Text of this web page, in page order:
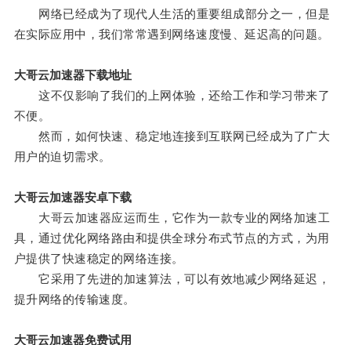
网络已经成为了现代人生活的重要组成部分之一，但是
在实际应用中，我们常常遇到网络速度慢、延迟高的问题。
大哥云加速器下载地址
这不仅影响了我们的上网体验，还给工作和学习带来了
不便。
然而，如何快速、稳定地连接到互联网已经成为了广大
用户的迫切需求。
大哥云加速器安卓下载
大哥云加速器应运而生，它作为一款专业的网络加速工
具，通过优化网络路由和提供全球分布式节点的方式，为用
户提供了快速稳定的网络连接。
它采用了先进的加速算法，可以有效地减少网络延迟，
提升网络的传输速度。
大哥云加速器免费试用